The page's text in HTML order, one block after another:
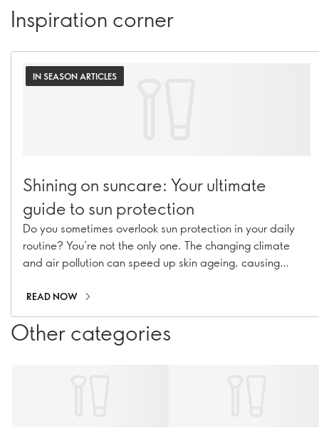
Inspiration corner
IN SEASON ARTICLES
Shining on suncare: Your ultimate
guide to sun protection
Do you sometimes overlook sun protection in your daily
routine? You’re not the only one. The changing climate
and air pollution can speed up skin ageing, causing
range of suncare essentials, including sunscreens, SPF
moisturisers, and SPF-infused makeup, you can stay
shielded all year long!
READ NOW
Other categories